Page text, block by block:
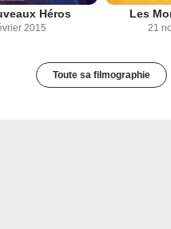
Héros
2015
Les
21
Toute sa filmographie